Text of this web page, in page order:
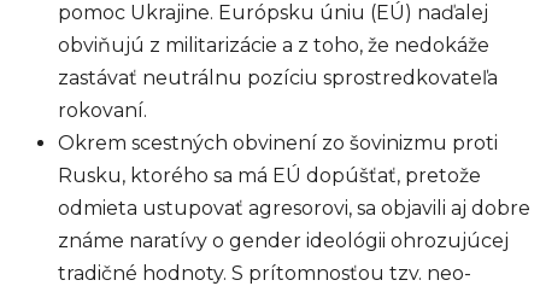
pomoc Ukrajine. Európsku úniu (EÚ) naďalej
obviňujú z militarizácie a z toho, že nedokáže
zastávať neutrálnu pozíciu sprostredkovateľa
rokovaní.
Okrem scestných obvinení zo šovinizmu proti
Rusku, ktorého sa má EÚ dopúšťať, pretože
odmieta ustupovať agresorovi, sa objavili aj dobre
známe naratívy o gender ideológii ohrozujúcej
tradičné hodnoty. S prítomnosťou tzv. neo-